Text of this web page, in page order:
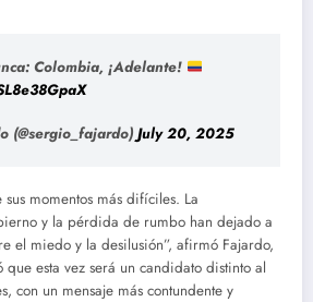
Colombia, ¡Adelante!
(@sergio_fajardo) July 20, 2025
momentos más difíciles. La
y la pérdida de rumbo han dejado a
el miedo y la desilusión”, afirmó Fajardo,
esta vez será un candidato distinto al
con un mensaje más contundente y